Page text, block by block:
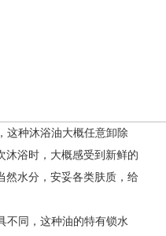
这种沐浴油大概任意卸除
沐浴时，大概感受到新鲜的
然水分，安妥各类肤质，给
不同，这种油的特有锁水